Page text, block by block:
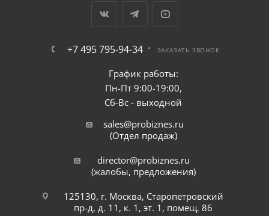
+7 495 795-94-34 ЗАКАЗАТЬ ЗВОНОК
График работы:
Пн-Пт 9:00-19:00,
Сб-Вс - выходной
sales@probiznes.ru
(Отдел продаж)
director@probiznes.ru
(жалобы, предложения)
125130, г. Москва, Старопетровский
пр-д, д. 11, к. 1, эт. 1, помещ. 86